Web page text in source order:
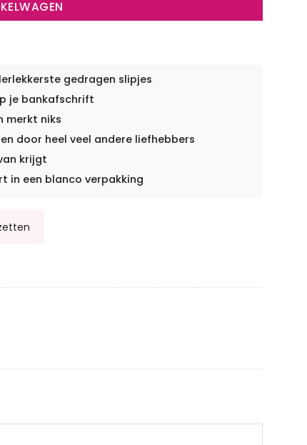
gedragen slipjes
je bankafschrift
merkt niks
door heel veel andere liefhebbers
krijgt
in een blanco verpakking